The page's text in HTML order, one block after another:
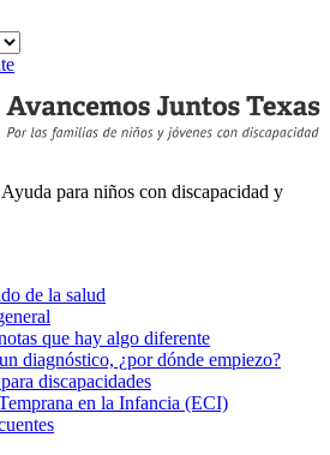
para niños con discapacidad y
de la salud
que hay algo diferente
diagnóstico, ¿por dónde empiezo?
discapacidades
en la Infancia (ECI)